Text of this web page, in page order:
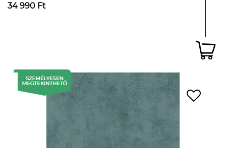
34 990 Ft